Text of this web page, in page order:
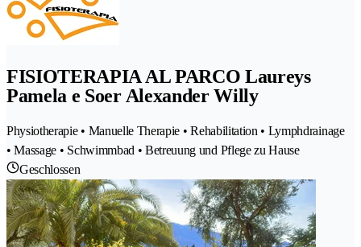
FISIOTERAPIA AL PARCO Laureys
Pamela e Soer Alexander Willy
Physiotherapie • Manuelle Therapie • Rehabilitation • Lymphdrainage
• Massage • Schwimmbad • Betreuung und Pflege zu Hause
Geschlossen